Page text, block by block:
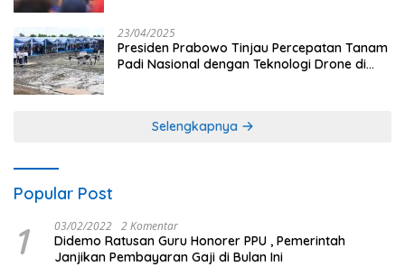
23/04/2025
Presiden Prabowo Tinjau Percepatan Tanam
Padi Nasional dengan Teknologi Drone di
Selengkapnya
Popular Post
1 03/02/2022 2 Komentar
Didemo Ratusan Guru Honorer PPU , Pemerintah
Janjikan Pembayaran Gaji di Bulan Ini